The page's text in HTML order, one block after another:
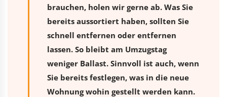
brauchen, holen wir gerne ab. Was Sie
bereits aussortiert haben, sollten Sie
schnell entfernen oder entfernen
lassen. So bleibt am Umzugstag
weniger Ballast. Sinnvoll ist auch, wenn
Sie bereits festlegen, was in die neue
Wohnung wohin gestellt werden kann.